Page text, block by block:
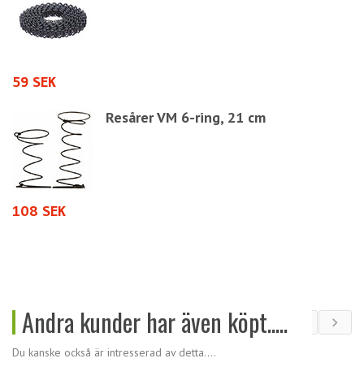
59 SEK
Resårer VM 6-ring, 21 cm
108 SEK
Andra kunder har även köpt.....
Du kanske också är intresserad av detta....